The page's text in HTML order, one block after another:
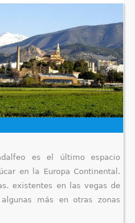
es el último espacio
en la Europa Continental.
existentes en las vegas de
más en otras zonas